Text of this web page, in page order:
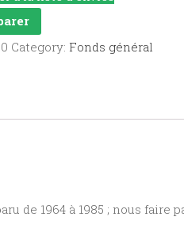
Category: Fonds général
de 1964 à 1985 ; nous faire